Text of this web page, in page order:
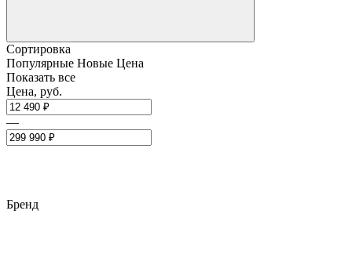
Сортировка
Популярные Новые Цена
Показать все
Цена, руб.
—
Бренд